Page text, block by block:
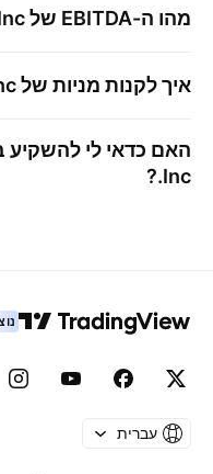
מהו ה-EBITDA של
איך לקנות מניות של
האם כדאי לי להשקיע
Inc.
?
עברית